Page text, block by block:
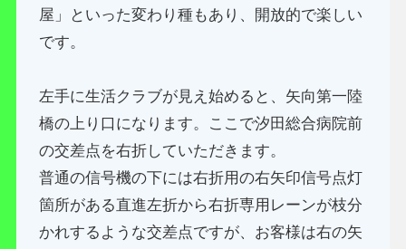
屋」といった変わり種もあり、開放的で楽しい
です。
左手に生活クラブが見え始めると、矢向第一陸
橋の上り口になります。ここで汐田総合病院前
の交差点を右折していただきます。
普通の信号機の下には右折用の右矢印信号点灯
箇所がある直進左折から右折専用レーンが枝分
かれするような交差点ですが、お客様は右の矢